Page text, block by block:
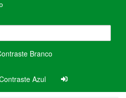
Branco
Azul